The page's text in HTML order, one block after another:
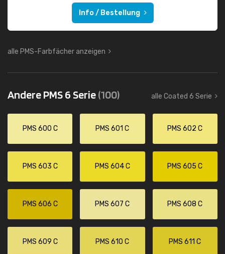
Info / Bestellung
alle PMS-Farbfächer anzeigen
Andere PMS 6 Serie(100) alle Coated 6 Serie
PMS 600 C PMS 601 C PMS 602 C
PMS 603 C PMS 604 C PMS 605 C
PMS 606 C PMS 607 C PMS 608 C
PMS 609 C PMS 610 C PMS 611 C